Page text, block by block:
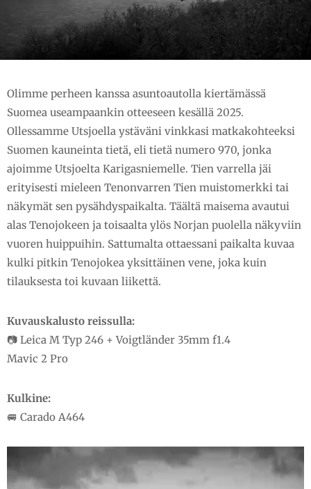
Olimme perheen kanssa asuntoautolla kiertämässä
Suomea useampaankin otteeseen kesällä 2025.
Ollessamme Utsjoella ystäväni vinkkasi matkakohteeksi
Suomen kauneinta tietä, eli tietä numero 970, jonka
ajoimme Utsjoelta Karigasniemelle. Tien varrella jäi
erityisesti mieleen Tenonvarren Tien muistomerkki tai
näkymät sen pysähdyspaikalta. Täältä maisema avautui
alas Tenojokeen ja toisaalta ylös Norjan puolella näkyviin
vuoren huippuihin. Sattumalta ottaessani paikalta kuvaa
kulki pitkin Tenojokea yksittäinen vene, joka kuin
tilauksesta toi kuvaan liikettä.
Kuvauskalusto reissulla:
📷 Leica M Typ 246 + Voigtländer 35mm f1.4
Mavic 2 Pro
Kulkine:
🚐 Carado A464